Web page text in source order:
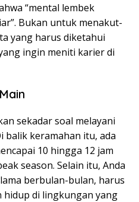
“mental lembek
Bukan untuk menakut-
yang harus diketahui
ingin meniti karier di
sekadar soal melayani
balik keramahan itu, ada
10 hingga 12 jam
season. Selain itu, Anda
berbulan-bulan, harus
di lingkungan yang